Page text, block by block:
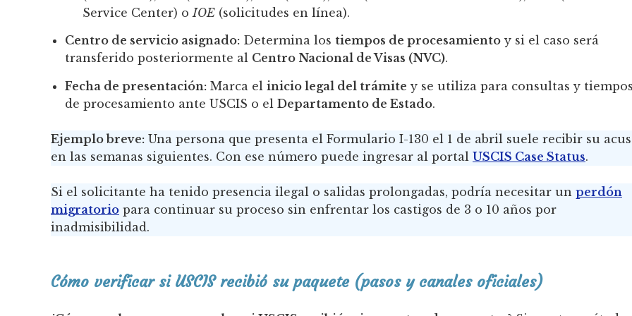
Service Center) o IOE (solicitudes en línea).
Centro de servicio asignado: Determina los tiempos de procesamiento y si el caso será
transferido posteriormente al Centro Nacional de Visas (NVC).
Fecha de presentación: Marca el inicio legal del trámite y se utiliza para consultas y
de procesamiento ante USCIS o el Departamento de Estado.
Ejemplo breve: Una persona que presenta el Formulario I-130 el 1 de abril suele recibir su
en las semanas siguientes. Con ese número puede ingresar al portal USCIS Case Status.
Si el solicitante ha tenido presencia ilegal o salidas prolongadas, podría necesitar un perdón
migratorio para continuar su proceso sin enfrentar los castigos de 3 o 10 años por
inadmisibilidad.
Cómo verificar si USCIS recibió su paquete (pasos y canales oficiales)